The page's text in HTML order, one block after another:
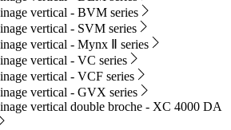
vertical - BVM series
vertical - SVM series
vertical - Mynx Ⅱ series
vertical - VC series
vertical - VCF series
vertical - GVX series
vertical double broche - XC 4000 DA